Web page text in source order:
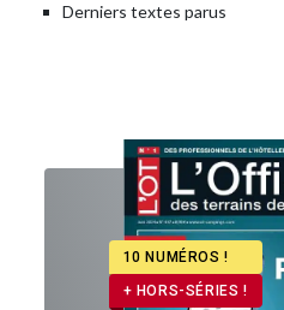
Derniers textes parus
10 NUMÉROS !
+ HORS-SÉRIES !